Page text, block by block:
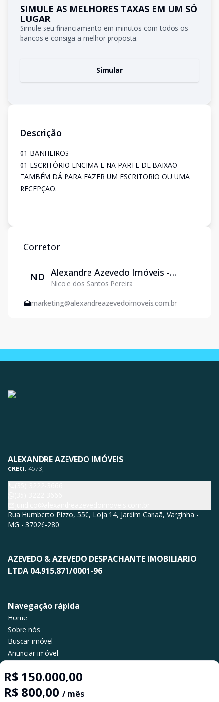
SIMULE AS MELHORES TAXAS EM UM SÓ
LUGAR
Simule seu financiamento em minutos com todos os
bancos e consiga a melhor proposta.
Simular
Descrição
01 BANHEIROS
01 ESCRITÓRIO ENCIMA E NA PARTE DE BAIXAO
TAMBÉM DÁ PARA FAZER UM ESCRITORIO OU UMA
RECEPÇÃO.
Corretor
ND Alexandre Azevedo Imóveis -
Venda e Locação em Varginha
Nicole dos Santos Pereira
marketing@alexandreazevedoimoveis.com.br
R$ 150.000,00
R$ 800,00 / mês
ALEXANDRE AZEVEDO IMÓVEIS
CRECI: 4573J
Rua Humberto Pizzo, 550, Loja 14, Jardim Canaã, Varginha -
MG - 37026-280
AZEVEDO & AZEVEDO DESPACHANTE IMOBILIARIO
LTDA 04.915.871/0001-96
Navegação rápida
Home
Sobre nós
Buscar imóvel
Anunciar imóvel